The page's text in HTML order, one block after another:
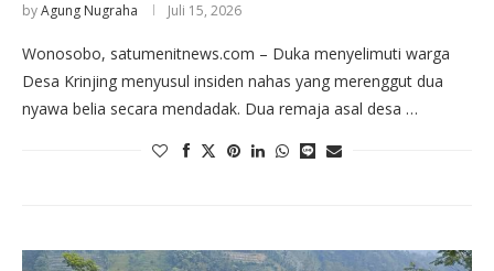
byAgung Nugraha Juli 15, 2026
Wonosobo, satumenitnews.com – Duka menyelimuti warga
Desa Krinjing menyusul insiden nahas yang merenggut dua
nyawa belia secara mendadak. Dua remaja asal desa …